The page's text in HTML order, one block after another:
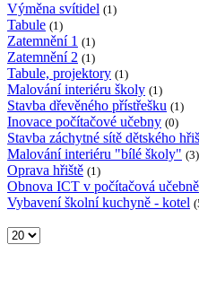
Výměna svítidel (1)
Tabule (1)
Zatemnění 1 (1)
Zatemnění 2 (1)
Tabule, projektory (1)
Malování interiéru školy (1)
Stavba dřevěného přístřešku (1)
Inovace počítačové učebny (0)
Stavba záchytné sítě dětského
Malování interiéru "bílé školy" (3)
Oprava hřiště (1)
Obnova ICT v počítačová učebně
Vybavení školní kuchyně - kotel